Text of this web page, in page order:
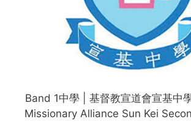
Band 1中學 | 基督教宣道會宣基中
Missionary Alliance Sun Kei